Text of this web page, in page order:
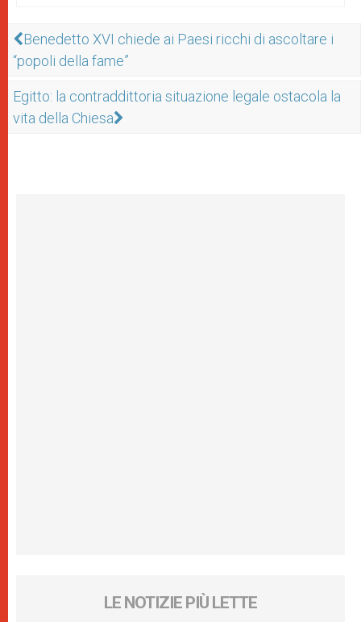
Benedetto XVI chiede ai Paesi ricchi di ascoltare i
“popoli della fame”
Egitto: la contraddittoria situazione legale ostacola la
vita della Chiesa
LE NOTIZIE PIÙ LETTE